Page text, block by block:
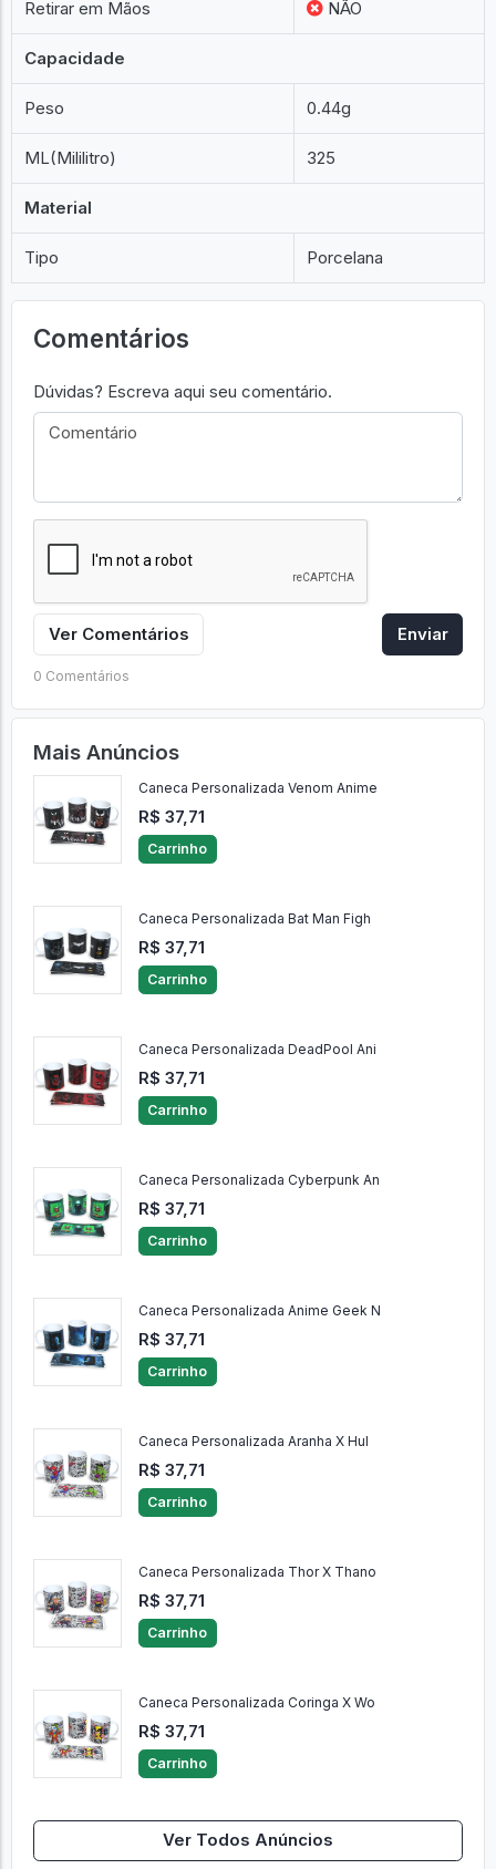
Retirar em Mãos NÃO
Capacidade
Peso 0.44g
ML(Mililitro) 325
Material
Tipo Porcelana
Comentários
Dúvidas? Escreva aqui seu comentário.
Ver Comentários Enviar
0 Comentários
Mais Anúncios
Caneca Personalizada Venom Anime
R$ 37,71
Carrinho
Caneca Personalizada Bat Man Figh
R$ 37,71
Carrinho
Caneca Personalizada DeadPool Ani
R$ 37,71
Carrinho
Caneca Personalizada Cyberpunk An
R$ 37,71
Carrinho
Caneca Personalizada Anime Geek N
R$ 37,71
Carrinho
Caneca Personalizada Aranha X Hul
R$ 37,71
Carrinho
Caneca Personalizada Thor X Thano
R$ 37,71
Carrinho
Caneca Personalizada Coringa X Wo
R$ 37,71
Carrinho
Ver Todos Anúncios